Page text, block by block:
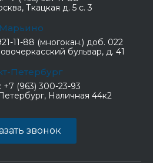
Ткацкая д. 5 с. 3
Марьино
11-88 (многокан.) доб. 022
бульвар, д. 41
Петербург
+7 (963) 300-23-93
Наличная 44к2
звонок